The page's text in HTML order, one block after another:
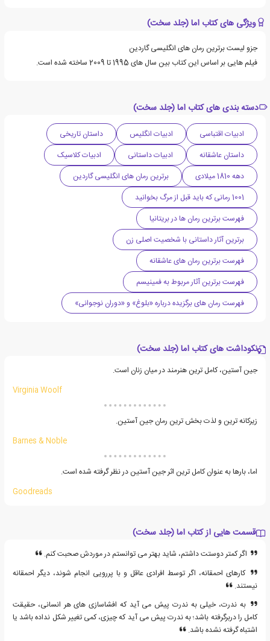
ویژگی های کتاب اما (جلد سخت)
جزو لیست برترین رمان های انگلیسی گاردین
فیلم هایی بر اساس این کتاب بین سال های 1995 تا 2009 ساخته شده است.
دسته بندی های کتاب اما (جلد سخت)
ادبیات اقتباسی ادبیات انگلیس
داستان تاریخی
داستان عاشقانه
ادبیات داستانی
ادبیات کلاسیک
دهه 1810 میلادی
برترین رمان های انگلیسی گاردین
1001 رمانی که باید قبل از مرگ بخوانید
فهرست برترین رمان ها در بریتانیا
برترین آثار داستانی با شخصیت اصلی زن
فهرست برترین رمان های عاشقانه
فهرست برترین آثار مربوط به فمینیسم
فهرست رمان های برگزیده درباره «بلوغ» و «دوران نوجوانی»
نکوداشت های کتاب اما (جلد سخت)
جین آستین، کامل ترین هنرمند در میان زنان است.
Virginia Woolf
زیرکانه ترین و لذت بخش ترین رمان جین آستین.
Barnes & Noble
اما، بارها به عنوان کامل ترین اثر جین آستین در نظر گرفته شده است.
Goodreads
قسمت هایی از کتاب اما (جلد سخت)
اگر کمتر دوستت داشتم، شاید بهتر می توانستم در موردش صحبت کنم.
کارهای احمقانه، اگر توسط افرادی عاقل و با پررویی انجام شوند، دیگر احمقانه
نیستند.
به ندرت، خیلی به ندرت پیش می آید که افشاسازی های هر انسانی، حقیقت
کامل را دربرگرفته باشد؛ به ندرت پیش می آید که چیزی، کمی تغییر شکل نداده باشد یا
اشتباه گرفته نشده باشد.